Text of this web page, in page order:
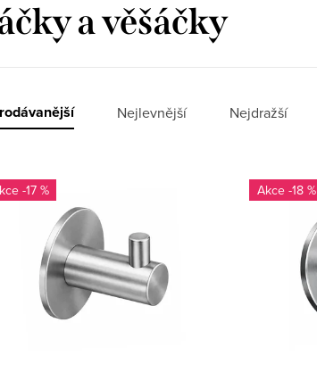
a věšáčky
Nejlevnější Nejdražší
-17 % -18 %